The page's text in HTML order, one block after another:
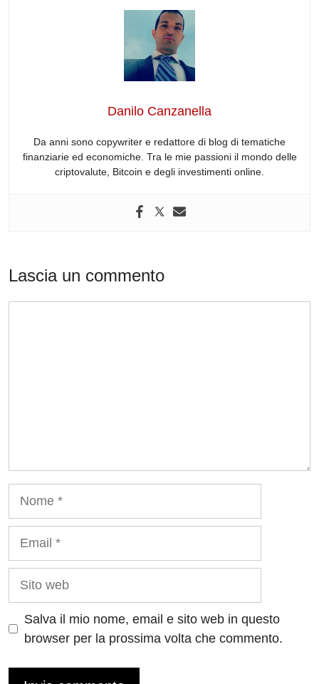
d
di
t
e
a
d
s
at
s
A
p
p
Danilo Canzanella
Da anni sono copywriter e redattore di blog di tematiche
finanziarie ed economiche. Tra le mie passioni il mondo delle
criptovalute, Bitcoin e degli investimenti online.
Lascia un commento
Salva il mio nome, email e sito web in questo
browser per la prossima volta che commento.